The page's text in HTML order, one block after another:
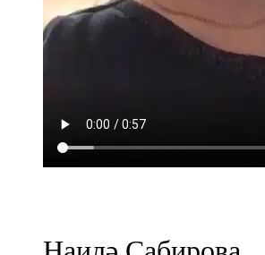
Кама тамагы
71,51 FM
107,9 FM
Лениногорский